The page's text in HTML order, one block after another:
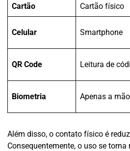
Cartão Cartão físico
Celular Smartphone
QR Code Leitura de
Biometria Apenas a mão
Além disso, o contato físico é
Consequentemente, o uso se